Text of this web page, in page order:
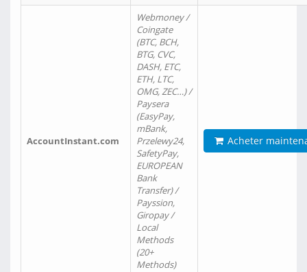
AccountInstant.com
Webmoney /
Coingate
(BTC, BCH,
BTG, CVC,
DASH, ETC,
ETH, LTC,
OMG, ZEC…) /
Paysera
(EasyPay,
mBank,
Przelewy24,
SafetyPay,
EUROPEAN
Bank
Transfer) /
Payssion,
Giropay /
Local
Methods
(20+
Methods)
Acheter